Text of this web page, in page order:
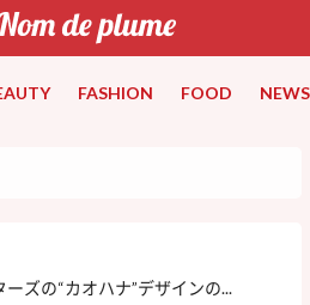
FASHION FOOD NEWS
ズの“カオハナ”デザインの...